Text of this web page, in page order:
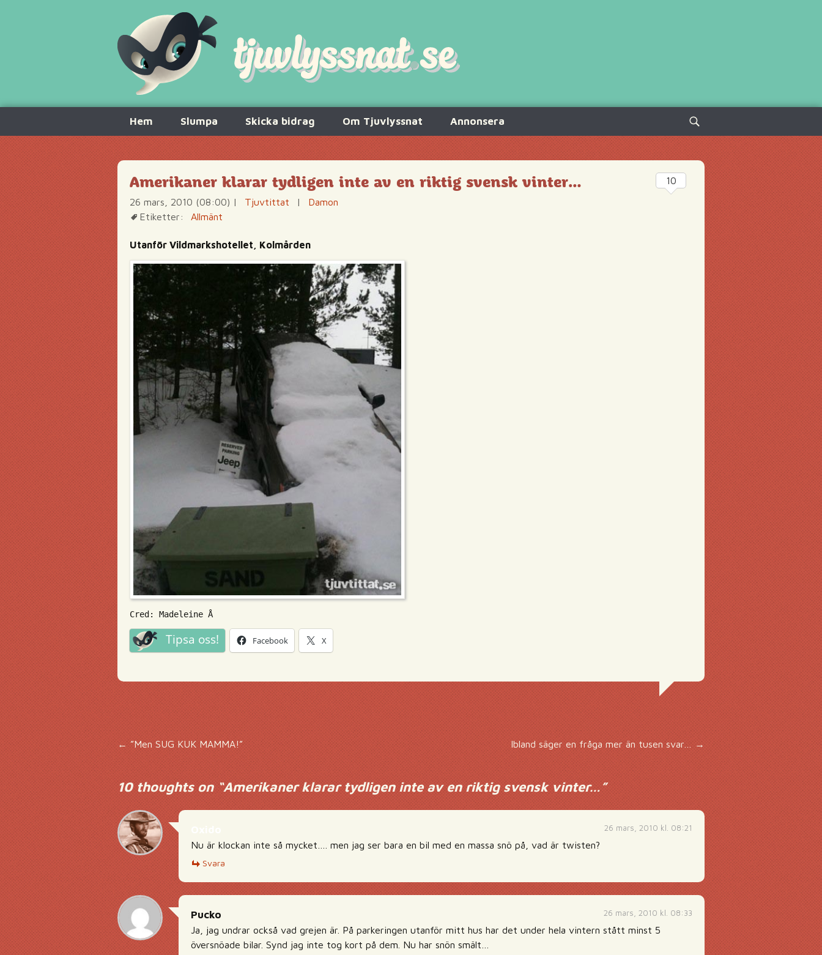
innehåll
Hem Slumpa Skicka bidrag Om Tjuvlyssnat Annonsera
Sök
efter:
Amerikaner klarar tydligen inte av en riktig svensk vinter…
26 mars, 2010 (08:00) | Tjuvtittat |
Damon
Etiketter:
Allmänt
Utanför Vildmarkshotellet, Kolmården
Cred: Madeleine Å
Tipsa oss! Facebook X
10
Inläggsnavigering
←”Men SUG KUK MAMMA!” Ibland säger en fråga mer än tusen svar… →
10 thoughts on “Amerikaner klarar tydligen inte av en riktig svensk vinter…”
26 mars, 2010 kl. 08:21
Nu är klockan inte så mycket…. men jag ser bara en bil med en massa snö på, vad är twisten?
Svara
26 mars, 2010 kl. 08:33
Pucko
Ja, jag undrar också vad grejen är. På parkeringen utanför mitt hus har det under hela vintern stått minst 5
översnöade bilar. Synd jag inte tog kort på dem. Nu har snön smält…